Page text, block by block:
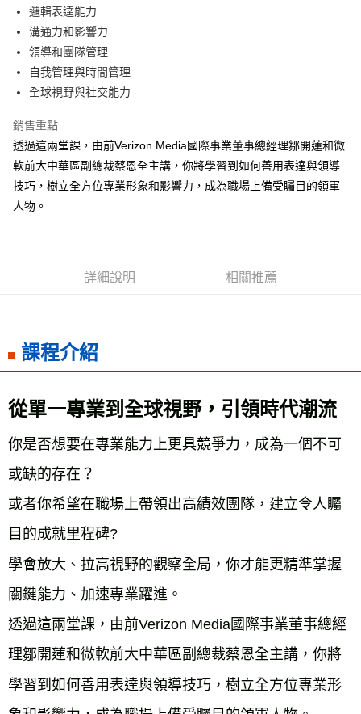
街口支付
悠遊付
ATM付款
宅配
每筆NT$70，滿NT$799(含以上)免運費
數位商品免運
免運費
海外叢書運費
雜誌海外運費 查看運費
數位商品海外免運 查看運費
邏輯表達能力
溝通力和影響力
領導和團隊管理
自我管理與時間管理
全球視野與社交能力
銷售重點
透過這兩堂課，由前Verizon Media國際事業董事總經理鄒開蓮和微
軟前大中華區副總裁蔡恩全主講，你將學習到如何善用表達與領導
技巧，樹立全方位專業形象和影響力，成為職場上備受矚目的領軍
人物。
詳細說明 相關推薦
課程介紹
從單一專業到全球視野，引領時代潮流
你是否想要在專業能力上更具競爭力，成為一個不可
或缺的存在？
或者你希望在職場上帶領出高績效團隊，建立令人矚
目的成就里程碑?
學會放大、拉高視野的觀察全局，你才能更精準掌握
關鍵能力、加速專業躍進。
透過這兩堂課，由前Verizon Media國際事業董事總經
理鄒開蓮和微軟前大中華區副總裁蔡恩全主講，你將
學習到如何善用表達與領導技巧，樹立全方位專業形